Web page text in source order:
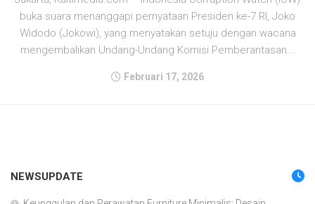
buka suara menanggapi pernyataan Presiden ke-7 RI, Joko
Widodo (Jokowi), yang menyatakan setuju dengan wacana
mengembalikan Undang-Undang Komisi Pemberantasan...
Februari 17, 2026
NEWSUPDATE